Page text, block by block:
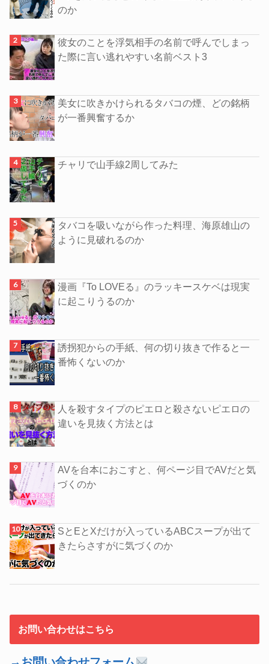
のか
彼女のことを浮気相手の名前で呼んでしまっ
た際に言い逃れやすい名前ベスト3
美女に吹きかけられるタバコの煙、どの銘柄
が一番興奮するか
チャリで山手線2周してみた
タバコを吸いながら作った料理、海原雄山の
ように見破れるのか
漫画『To LOVEる』のラッキースケベは現実
に起こりうるのか
誘拐犯からの手紙、何の切り抜きで作ると一
番怖くないのか
人を殺すタイプのピエロと殺さないピエロの
違いを見抜く方法とは
AVを台本におこすと、何ページ目でAVだと気
づくのか
SとEとXだけが入っているABCスープが出て
きたらさすがに気づくのか
お問い合わせはこちら